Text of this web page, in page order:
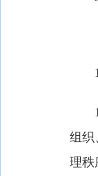
《
组织
理秩